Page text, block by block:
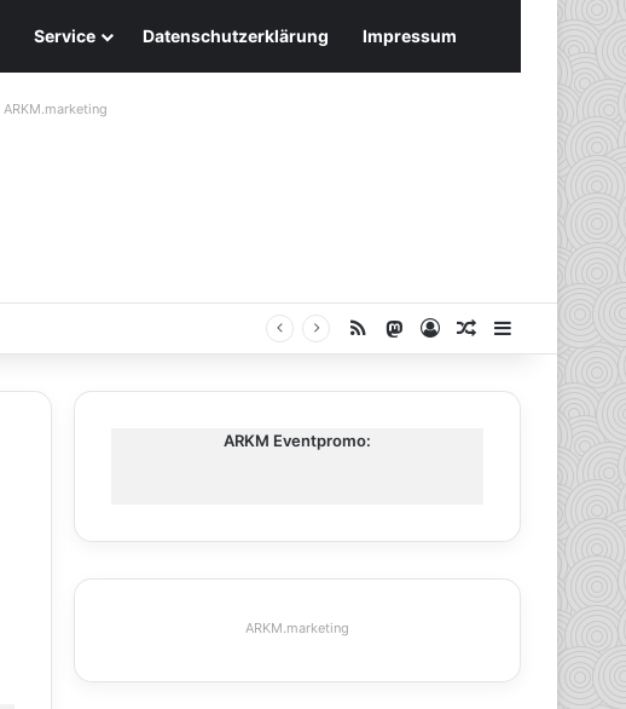
Service Datenschutzerklärung Impressum
ARKM.marketing
RSS Mastodon
AnmeldenZufälliger
ARKM Eventpromo:
ARKM.marketing